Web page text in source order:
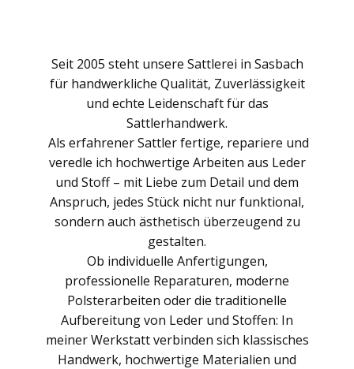
Seit 2005 steht unsere Sattlerei in Sasbach
für handwerkliche Qualität, Zuverlässigkeit
und echte Leidenschaft für das
Sattlerhandwerk.
Als erfahrener Sattler fertige, repariere und
veredle ich hochwertige Arbeiten aus Leder
und Stoff – mit Liebe zum Detail und dem
Anspruch, jedes Stück nicht nur funktional,
sondern auch ästhetisch überzeugend zu
gestalten.
Ob individuelle Anfertigungen,
professionelle Reparaturen, moderne
Polsterarbeiten oder die traditionelle
Aufbereitung von Leder und Stoffen: In
meiner Werkstatt verbinden sich klassisches
Handwerk, hochwertige Materialien und